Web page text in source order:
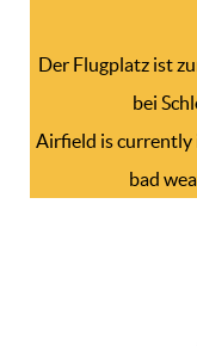
Der Flugplatz ist
bei
Airfield is currently
bad